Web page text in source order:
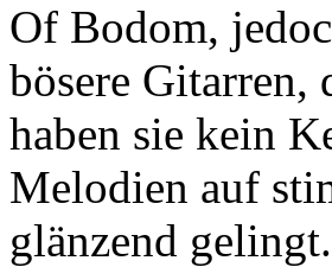
Of Bodom,
bösere Gitarren,
haben sie kein
Melodien auf
glänzend